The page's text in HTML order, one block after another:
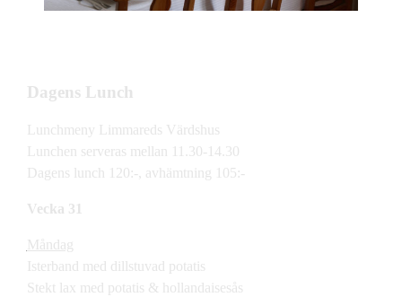
Dagens Lunch
Lunchmeny Limmareds Värdshus
Lunchen serveras mellan 11.30-14.30
Dagens lunch 120:-, avhämtning 105:-
Vecka 31
Måndag
Isterband med dillstuvad potatis
Stekt lax med potatis & hollandaisesås